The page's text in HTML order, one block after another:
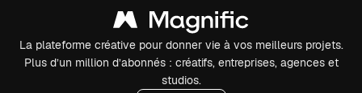
La plateforme créative pour donner vie à vos meilleurs projets.
Plus d’un million d’abonnés : créatifs, entreprises, agences et
studios.